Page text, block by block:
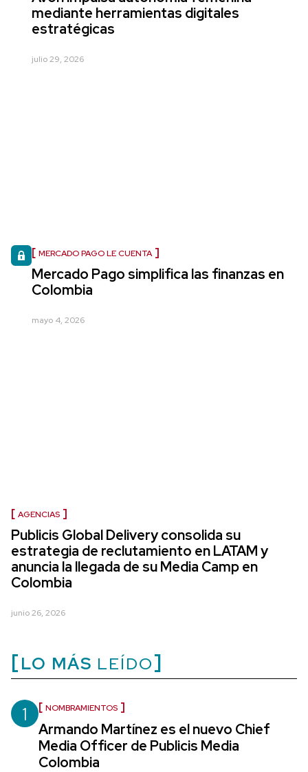
mediante herramientas digitales
estratégicas
julio 29, 2026
MERCADO PAGO LE CUENTA
Mercado Pago simplifica las finanzas en
Colombia
mayo 4, 2026
AGENCIAS
Publicis Global Delivery consolida su
estrategia de reclutamiento en LATAM y
anuncia la llegada de su Media Camp en
Colombia
junio 26, 2026
LO MÁS LEÍDO
1 NOMBRAMIENTOS
Armando Martínez es el nuevo Chief
Media Officer de Publicis Media
Colombia